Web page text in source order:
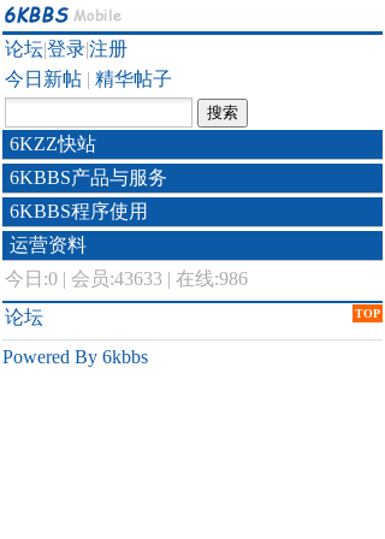
论坛|登录|注册
今日新帖 | 精华帖子
6KZZ快站
6KBBS产品与服务
6KBBS程序使用
运营资料
今日:0 | 会员:43633 | 在线:986
TOP
论坛
Powered By 6kbbs